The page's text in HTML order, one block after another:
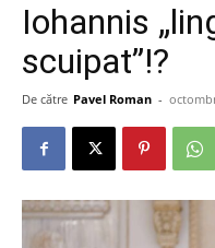
Iohannis
scuipat”!?
De către Pavel Roman -